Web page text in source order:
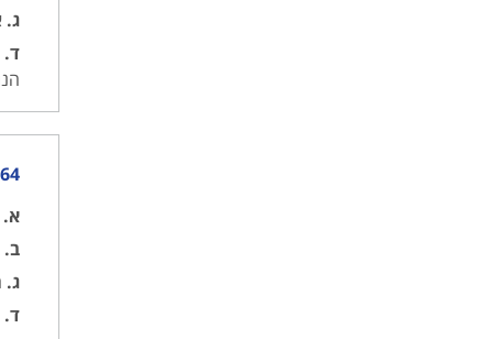
ג.
ד.
164) בספינתך מותקן מנוע דיזל.
א.
ב.
ג.
ד.